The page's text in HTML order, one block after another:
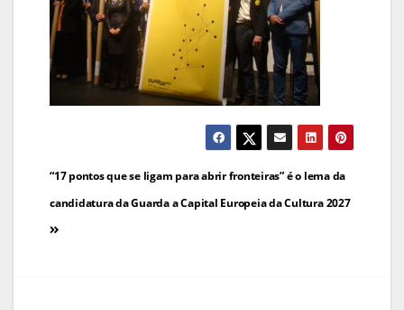
Navegação
de
artigos
“17 pontos que se ligam para abrir fronteiras” é o lema da
candidatura da Guarda a Capital Europeia da Cultura 2027